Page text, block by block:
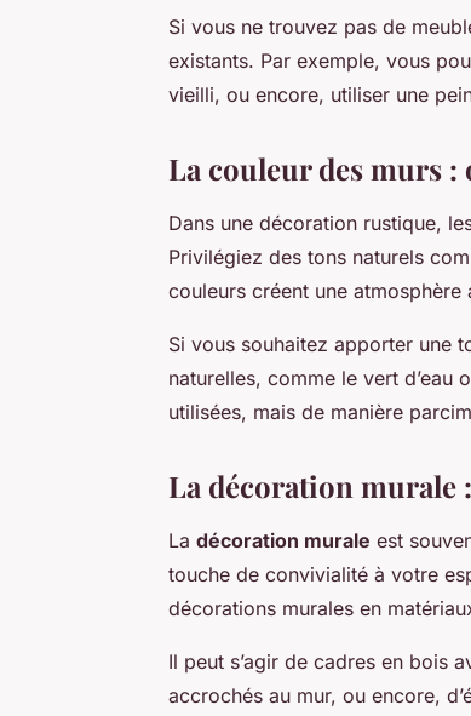
Si vous ne trouvez pas de
existants. Par exemple, vous
vieilli, ou encore, utiliser une
La couleur des murs :
Dans une décoration rustique,
Privilégiez des tons naturels
couleurs créent une
Si vous souhaitez apporter une
naturelles, comme le vert d’eau
utilisées, mais de manière
La décoration murale
La décoration murale est
touche de convivialité à votre
décorations murales en
Il peut s’agir de cadres en bois
accrochés au mur, ou encore,